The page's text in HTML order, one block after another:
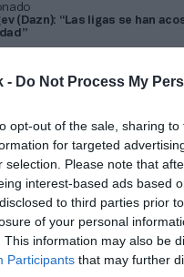
- Do Not Process My
opt-out of the sale, sharing
for targeted
selection. Please note that
interest-based ads based
to third parties prior
of your personal
This information may also be
Participants that may further
(Dazn): “Las ligas se han
sea accesible de
Vilda, CEO de DAZN
el 11 de junio y el 19
Unidos, Canadá y
Mundial de Clubes